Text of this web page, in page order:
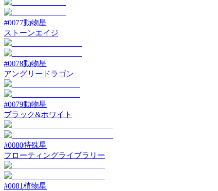
#0077動物星
ストーンエイジ
#0078動物星
アングリードラゴン
#0079動物星
ブラック&ホワイト
#0080特殊星
フローティングライブラリー
#0081植物星